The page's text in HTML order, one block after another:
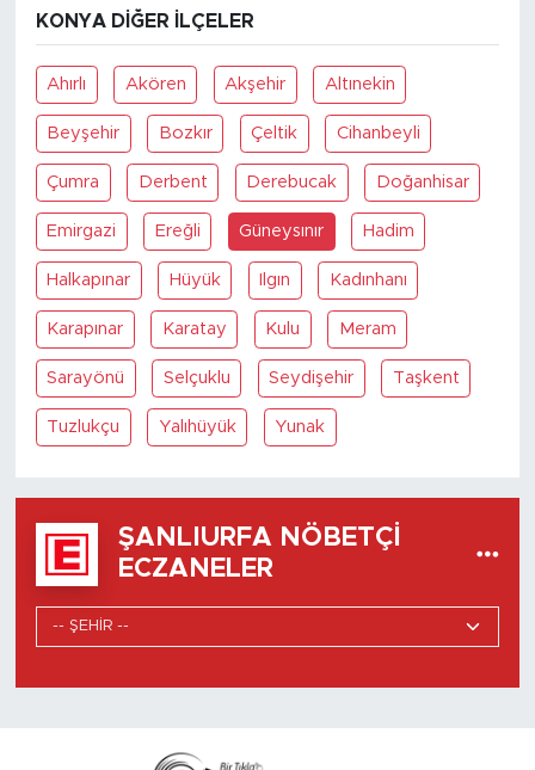
KONYA DIĞER İLÇELER
Ahırlı Akören Akşehir Altınekin
Beyşehir Bozkır Çeltik Cihanbeyli
Çumra Derbent Derebucak Doğanhisar
Emirgazi Ereğli Güneysınır Hadim
Halkapınar Hüyük Ilgın Kadınhanı
Karapınar Karatay Kulu Meram
Sarayönü Selçuklu Seydişehir Taşkent
Tuzlukçu Yalıhüyük Yunak
ŞANLIURFA NÖBETÇI
ECZANELER